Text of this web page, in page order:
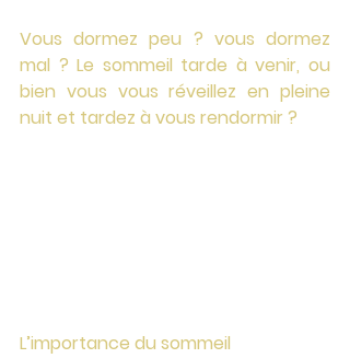
Vous dormez peu ? vous dormez
mal ? Le sommeil tarde à venir, ou
bien vous vous réveillez en pleine
nuit et tardez à vous rendormir ?
L’importance du sommeil